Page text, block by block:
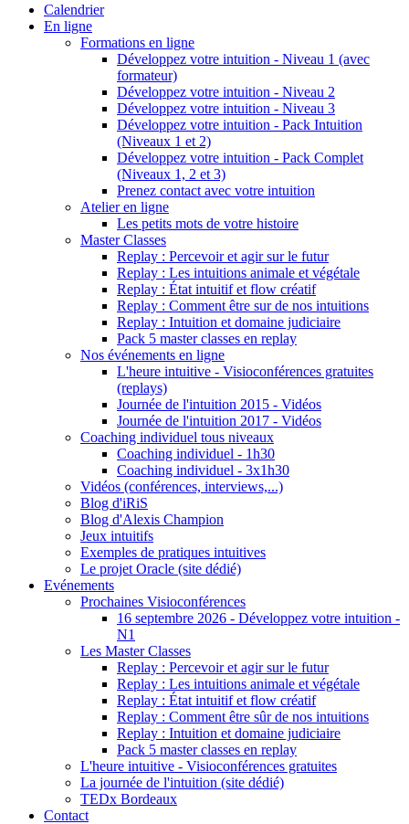
Calendrier
En ligne
Formations en ligne
Développez votre intuition - Niveau 1 (avec
formateur)
Développez votre intuition - Niveau 2
Développez votre intuition - Niveau 3
Développez votre intuition - Pack Intuition
(Niveaux 1 et 2)
Développez votre intuition - Pack Complet
(Niveaux 1, 2 et 3)
Prenez contact avec votre intuition
Atelier en ligne
Les petits mots de votre histoire
Master Classes
Replay : Percevoir et agir sur le futur
Replay : Les intuitions animale et végétale
Replay : État intuitif et flow créatif
Replay : Comment être sur de nos intuitions
Replay : Intuition et domaine judiciaire
Pack 5 master classes en replay
Nos événements en ligne
L'heure intuitive - Visioconférences gratuites
(replays)
Journée de l'intuition 2015 - Vidéos
Journée de l'intuition 2017 - Vidéos
Coaching individuel tous niveaux
Coaching individuel - 1h30
Coaching individuel - 3x1h30
Vidéos (conférences, interviews,...)
Blog d'iRiS
Blog d'Alexis Champion
Jeux intuitifs
Exemples de pratiques intuitives
Le projet Oracle (site dédié)
Evénements
Prochaines Visioconférences
16 septembre 2026 - Développez votre intuition -
N1
Les Master Classes
Replay : Percevoir et agir sur le futur
Replay : Les intuitions animale et végétale
Replay : État intuitif et flow créatif
Replay : Comment être sûr de nos intuitions
Replay : Intuition et domaine judiciaire
Pack 5 master classes en replay
L'heure intuitive - Visioconférences gratuites
La journée de l'intuition (site dédié)
TEDx Bordeaux
Contact